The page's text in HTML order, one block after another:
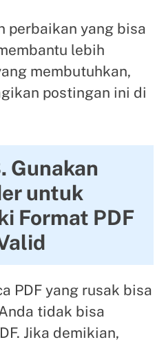
perbaikan yang bisa
lebih
membutuhkan,
postingan ini di
Gunakan
untuk
Format PDF
PDF yang rusak bisa
tidak bisa
Jika demikian,